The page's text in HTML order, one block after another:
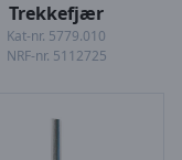
Trekkefjær
Kat-nr. 5779.010
NRF-nr. 5112725